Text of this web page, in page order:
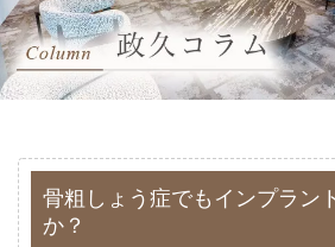
骨粗しょう症でもインプラン
か？